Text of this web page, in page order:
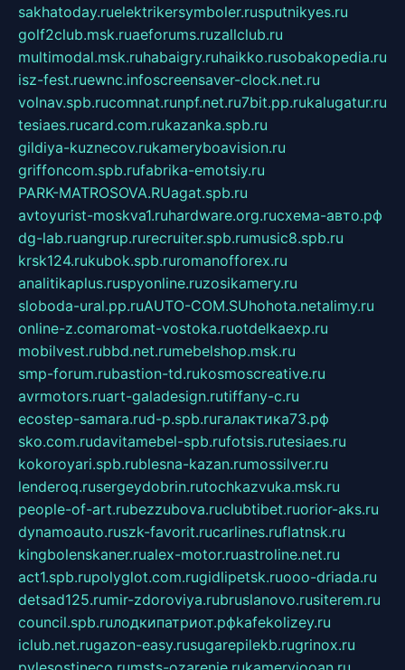
sakhatoday.ruelektrikersymboler.rusputnikyes.ru
golf2club.msk.ruaeforums.ruzallclub.ru
multimodal.msk.ruhabaigry.ruhaikko.rusobakopedia.ru
isz-fest.ruewnc.infoscreensaver-clock.net.ru
volnav.spb.rucomnat.runpf.net.ru7bit.pp.rukalugatur.ru
tesiaes.rucard.com.rukazanka.spb.ru
gildiya-kuznecov.rukameryboavision.ru
griffoncom.spb.rufabrika-emotsiy.ru
PARK-MATROSOVA.RUagat.spb.ru
avtoyurist-moskva1.ruhardware.org.ruсхема-авто.рф
dg-lab.ruangrup.rurecruiter.spb.rumusic8.spb.ru
krsk124.rukubok.spb.ruromanofforex.ru
analitikaplus.ruspyonline.ruzosikamery.ru
sloboda-ural.pp.ruAUTO-COM.SUhohota.netalimy.ru
online-z.comaromat-vostoka.ruotdelkaexp.ru
mobilvest.rubbd.net.rumebelshop.msk.ru
smp-forum.rubastion-td.rukosmoscreative.ru
avrmotors.ruart-galadesign.rutiffany-c.ru
ecostep-samara.rud-p.spb.ruгалактика73.рф
sko.com.rudavitamebel-spb.rufotsis.rutesiaes.ru
kokoroyari.spb.rublesna-kazan.rumossilver.ru
lenderoq.rusergeydobrin.rutochkazvuka.msk.ru
people-of-art.rubezzubova.ruclubtibet.ruorior-aks.ru
dynamoauto.ruszk-favorit.rucarlines.ruflatnsk.ru
kingbolenskaner.rualex-motor.ruastroline.net.ru
act1.spb.rupolyglot.com.rugidlipetsk.ruooo-driada.ru
detsad125.rumir-zdoroviya.rubruslanovo.rusiterem.ru
council.spb.ruлодкипатриот.рфkafekolizey.ru
iclub.net.rugazon-easy.rusugarepilekb.rugrinox.ru